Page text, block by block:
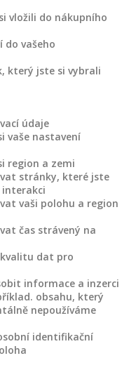
vložili do nákupního
do vašeho
který jste si vybrali
údaje
vaše nastavení
region a zemi
stránky, které jste
vaši polohu a region
čas strávený na
dat pro
informace a inzerci
obsahu, který
nepoužíváme
identifikační